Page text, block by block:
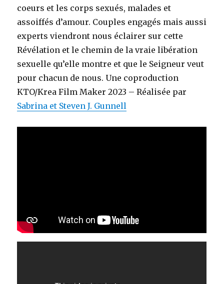
coeurs et les corps sexués, malades et
assoiffés d’amour. Couples engagés mais aussi
experts viendront nous éclairer sur cette
Révélation et le chemin de la vraie libération
sexuelle qu’elle montre et que le Seigneur veut
pour chacun de nous. Une coproduction
KTO/Krea Film Maker 2023 – Réalisée par
Sabrina et Steven J. Gunnell